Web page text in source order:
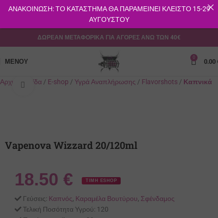
ΔΩΡΕΑΝ ΜΕΤΑΦΟΡΙΚΑ ΓΙΑ ΑΓΟΡΕΣ ΑΝΩ ΤΩΝ 40€
ΜΕΝΟΎ 0 0.00
Αρχική σελίδα E-shop Υγρά Αναπλήρωσης Flavorshots Καπνικά
Κλικ για μεγέθυνση
Vapenova Wizzard 20/120ml
18.50 € ΤΙΜΗ ESHOP
Γεύσεις: Καπνός, Καραμέλα Βουτύρου, Σφένδαμος
Τελική Ποσότητα Υγρού: 120
ΑΝΑΚΟΙΝΩΣΗ: ΤΟ ΚΑΤΑΣΤΗΜΑ ΘΑ ΠΑΡΑΜΕΙΝΕΙ ΚΛΕΙΣΤΟ 15-29
ΑΥΓΟΥΣΤΟΥ